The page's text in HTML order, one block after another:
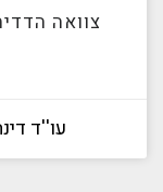
צוואה
עו''ד